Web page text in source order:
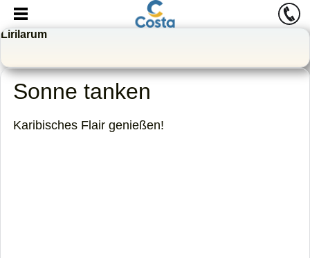
Lirilarum
Sonne tanken
Karibisches Flair genießen!